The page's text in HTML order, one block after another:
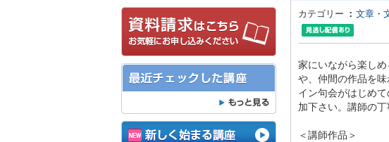
カテゴリー 文章・
家にいながら楽し
や、仲間の作品を
イン句会がはじめ
加下さい。講師の丁
＜講師作品＞